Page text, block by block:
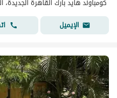
الإيميل